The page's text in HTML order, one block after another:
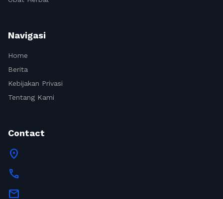
Navigasi
Home
Berita
Kebijakan Privasi
Tentang Kami
Contact
location_on
call
mail